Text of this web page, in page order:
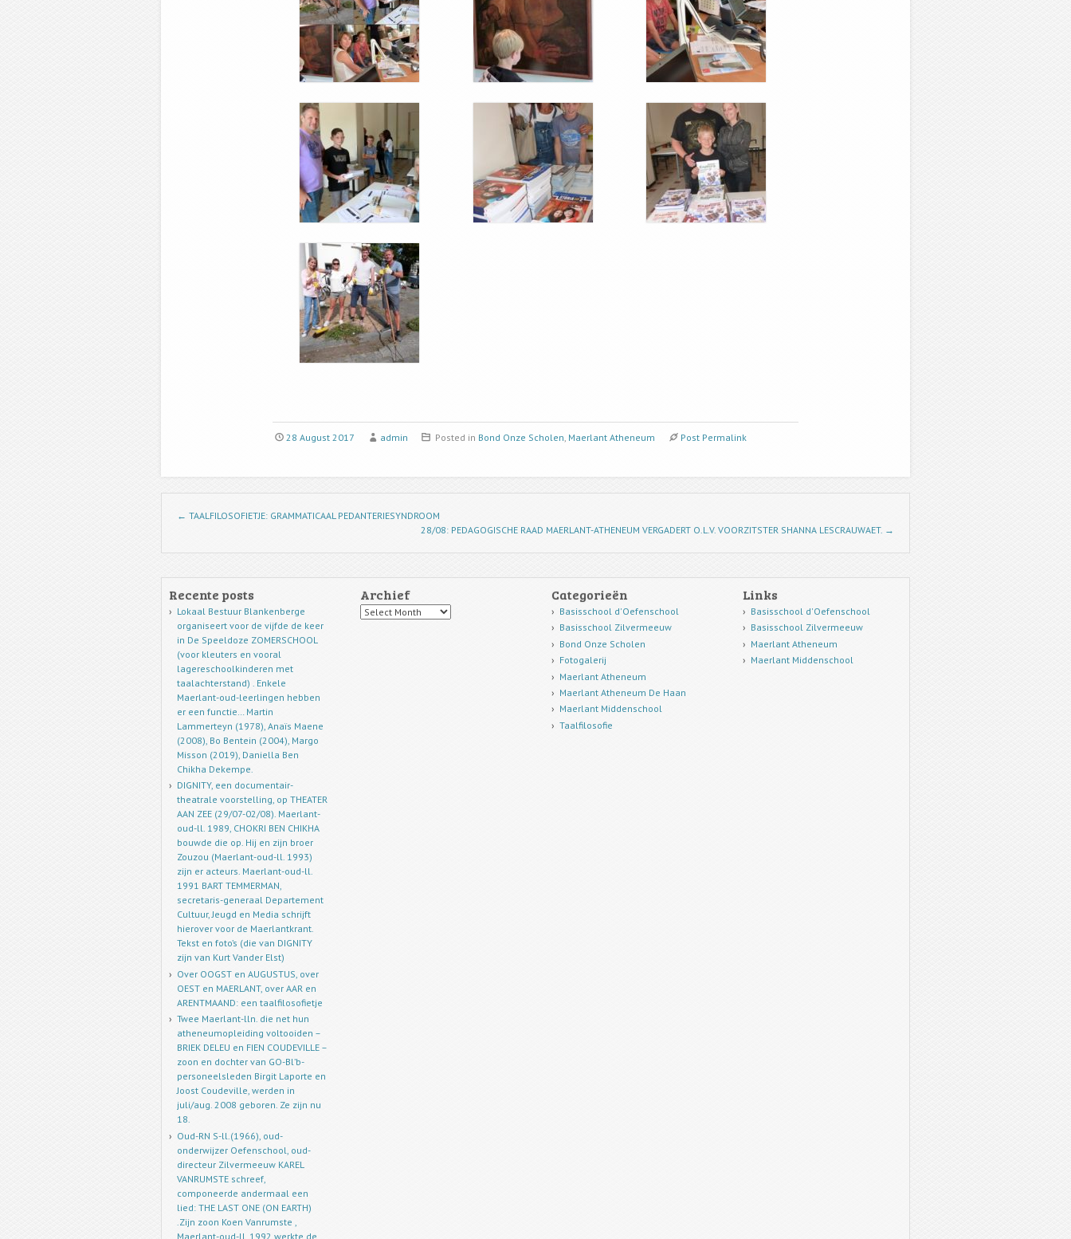
28 August 2017 admin Posted in Bond Onze Scholen, Maerlant Atheneum Post Permalink
Post navigation
← TAALFILOSOFIETJE: GRAMMATICAAL PEDANTERIESYNDROOM
28/08: PEDAGOGISCHE RAAD MAERLANT-ATHENEUM VERGADERT O.L.V. VOORZITSTER SHANNA LESCRAUWAET. →
Recente posts
Lokaal Bestuur Blankenberge
organiseert voor de vijfde de keer
in De Speeldoze ZOMERSCHOOL
(voor kleuters en vooral
lagereschoolkinderen met
taalachterstand) . Enkele
Maerlant-oud-leerlingen hebben
er een functie… Martin
Lammerteyn (1978), Anaïs Maene
(2008), Bo Bentein (2004), Margo
Misson (2019), Daniella Ben
Chikha Dekempe.
DIGNITY, een documentair-
theatrale voorstelling, op THEATER
AAN ZEE (29/07-02/08). Maerlant-
oud-ll. 1989, CHOKRI BEN CHIKHA
bouwde die op. Hij en zijn broer
Zouzou (Maerlant-oud-ll. 1993)
zijn er acteurs. Maerlant-oud-ll.
1991 BART TEMMERMAN,
secretaris-generaal Departement
Cultuur, Jeugd en Media schrijft
hierover voor de Maerlantkrant.
Tekst en foto’s (die van DIGNITY
zijn van Kurt Vander Elst)
Over OOGST en AUGUSTUS, over
OEST en MAERLANT, over AAR en
ARENTMAAND: een taalfilosofietje
Twee Maerlant-lln. die net hun
atheneumopleiding voltooiden –
BRIEK DELEU en FIEN COUDEVILLE –
zoon en dochter van GO-Bl’b-
personeelsleden Birgit Laporte en
Joost Coudeville, werden in
juli/aug. 2008 geboren. Ze zijn nu
18.
Oud-RN S-ll.(1966), oud-
onderwijzer Oefenschool, oud-
directeur Zilvermeeuw KAREL
VANRUMSTE schreef,
componeerde andermaal een
lied: THE LAST ONE (ON EARTH)
.Zijn zoon Koen Vanrumste ,
Maerlant-oud-ll. 1992 werkte de
Archief
Archief
Categorieën
Basisschool d'Oefenschool
Basisschool Zilvermeeuw
Bond Onze Scholen
Fotogalerij
Maerlant Atheneum
Maerlant Atheneum De Haan
Maerlant Middenschool
Taalfilosofie
Links
Basisschool d'Oefenschool
Basisschool Zilvermeeuw
Maerlant Atheneum
Maerlant Middenschool